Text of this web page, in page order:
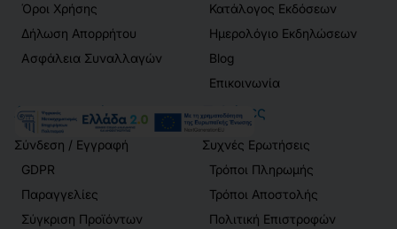
Όροι Χρήσης
Δήλωση Απορρήτου
Ασφάλεια Συναλλαγών
Κατάλογος Εκδόσεων
Ημερολόγιο Εκδηλώσεων
Blog
Επικοινωνία
Λογαριασμός
Σύνδεση / Εγγραφή
GDPR
Παραγγελίες
Σύγκριση Προϊόντων
Πελάτες
Συχνές Ερωτήσεις
Τρόποι Πληρωμής
Τρόποι Αποστολής
Πολιτική Επιστροφών